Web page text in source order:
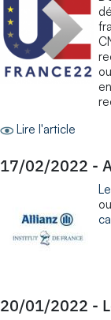
Lire l'article
17/02/2022 -
20/01/2022 -